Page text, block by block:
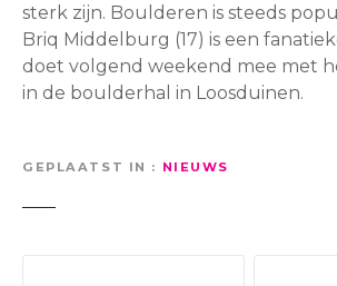
sterk zijn. Boulderen is steeds
Briq Middelburg (17) is een
doet volgend weekend mee met
in de boulderhal in Loosduinen.
GEPLAATST IN NIEUWS